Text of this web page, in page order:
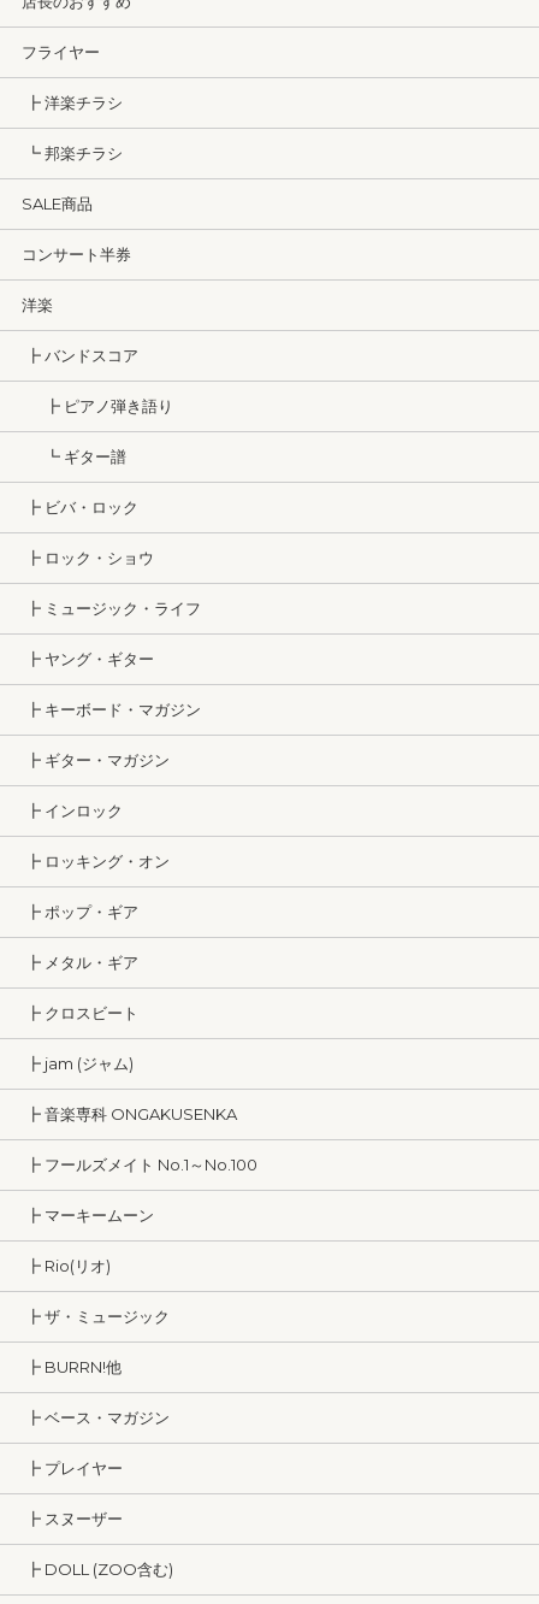
フライヤー
┣ 洋楽チラシ
┗ 邦楽チラシ
SALE商品
コンサート半券
洋楽
┣ バンドスコア
┣ ピアノ弾き語り
┗ ギター譜
┣ ビバ・ロック
┣ ロック・ショウ
┣ ミュージック・ライフ
┣ ヤング・ギター
┣ キーボード・マガジン
┣ ギター・マガジン
┣ インロック
┣ ロッキング・オン
┣ ポップ・ギア
┣ メタル・ギア
┣ クロスビート
┣ jam (ジャム)
┣ 音楽専科 ONGAKUSENKA
┣ フールズメイト No.1～No.100
┣ マーキームーン
┣ Rio(リオ)
┣ ザ・ミュージック
┣ BURRN!他
┣ ベース・マガジン
┣ プレイヤー
┣ スヌーザー
┣ DOLL (ZOO含む)